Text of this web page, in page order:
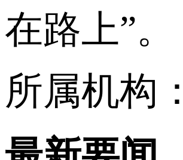
在路上”。
所属机构